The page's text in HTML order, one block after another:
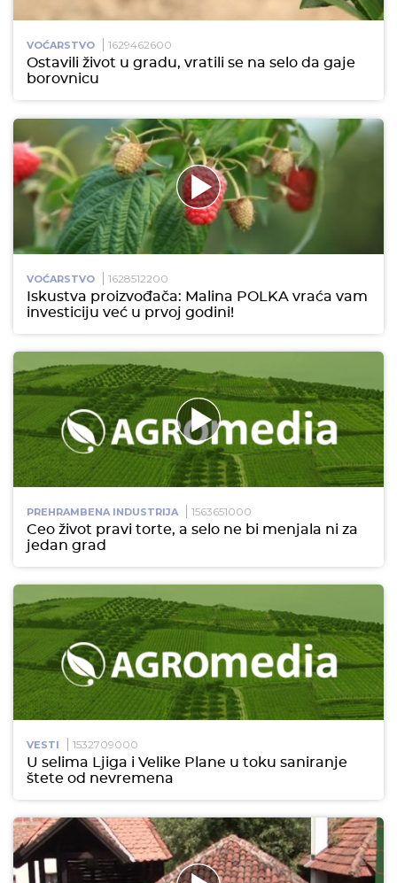
VOĆARSTVO 1629462600
Ostavili život u gradu, vratili se na selo da gaje
borovnicu
VOĆARSTVO 1628512200
Iskustva proizvođača: Malina POLKA vraća vam
investiciju već u prvoj godini!
PREHRAMBENA INDUSTRIJA 1563651000
Ceo život pravi torte, a selo ne bi menjala ni za
jedan grad
VESTI 1532709000
U selima Ljiga i Velike Plane u toku saniranje
štete od nevremena